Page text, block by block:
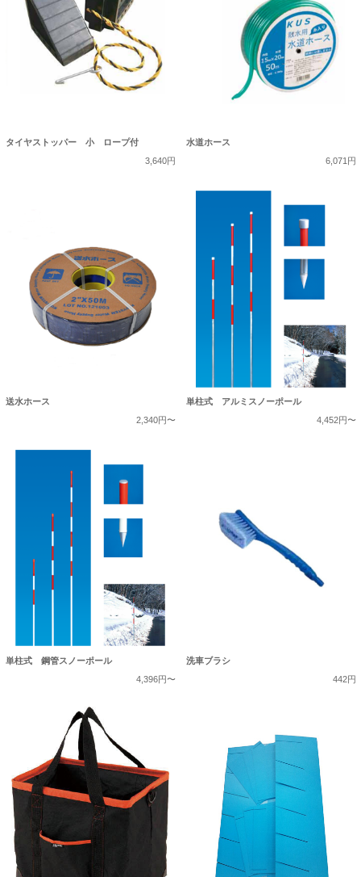
タイヤストッパー 小 ロープ付
3,640円
水道ホース
6,071円
送水ホース
2,340円〜
単柱式 アルミスノーポール
4,452円〜
単柱式 鋼管スノーポール
4,396円〜
洗車ブラシ
442円